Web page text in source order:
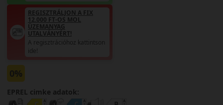
REGISZTRÁLJON A FIX
12.000 FT-OS MOL
ÜZEMANYAG
UTALVÁNYÉRT!
A regisztrációhoz kattintson
ide!
0%
EPREL cimke adatok: